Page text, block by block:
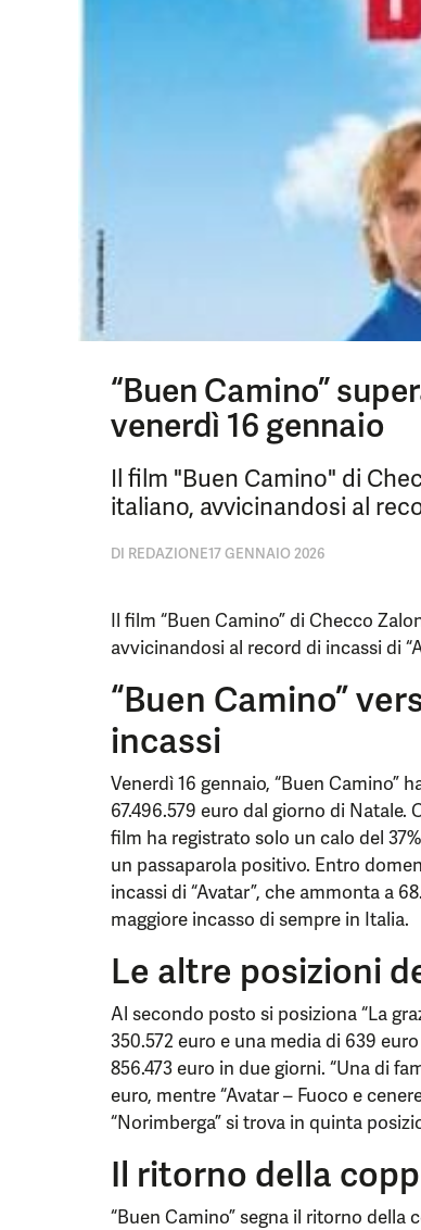
“Buen Camino”
venerdì 16 gennaio
Il film "Buen Camino" di
italiano, avvicinandosi al
DI REDAZIONE17 GENNAIO 2026
Il film “Buen Camino” di Checco
avvicinandosi al record di incassi di
“Buen Camino”
incassi
Venerdì 16 gennaio, “Buen Camino”
67.496.579 euro dal giorno di Natale.
film ha registrato solo un calo del
un passaparola positivo. Entro
incassi di “Avatar”, che ammonta a
maggiore incasso di sempre in Italia.
Le altre posizioni
Al secondo posto si posiziona “La
350.572 euro e una media di 639
856.473 euro in due giorni. “Una di
euro, mentre “Avatar – Fuoco e
“Norimberga” si trova in quinta
Il ritorno della
“Buen Camino” segna il ritorno della